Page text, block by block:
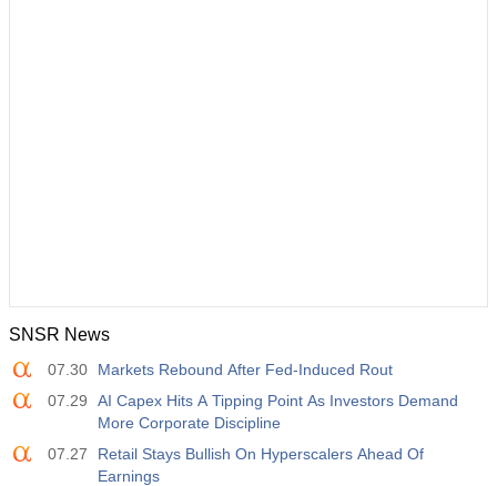
SNSR News
07.30
Markets Rebound After Fed-Induced Rout
07.29
AI Capex Hits A Tipping Point As Investors Demand
More Corporate Discipline
07.27
Retail Stays Bullish On Hyperscalers Ahead Of
Earnings